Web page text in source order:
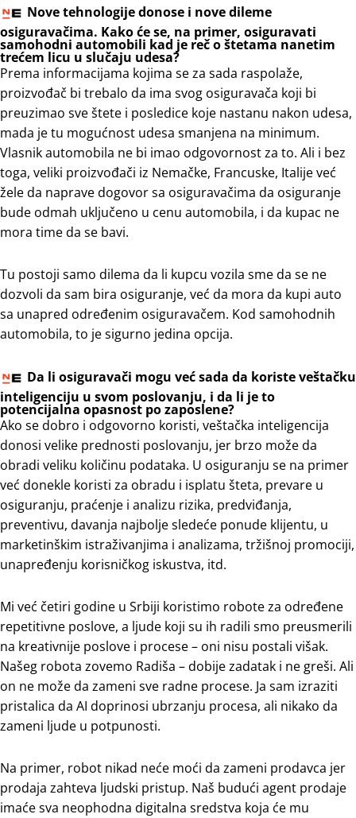
Nove tehnologije donose i nove dileme
osiguravačima. Kako će se, na primer, osiguravati
samohodni automobili kad je reč o štetama nanetim
trećem licu u slučaju udesa?
Prema informacijama kojima se za sada raspolaže,
proizvođač bi trebalo da ima svog osiguravača koji bi
preuzimao sve štete i posledice koje nastanu nakon udesa,
mada je tu mogućnost udesa smanjena na minimum.
Vlasnik automobila ne bi imao odgovornost za to. Ali i bez
toga, veliki proizvođači iz Nemačke, Francuske, Italije već
žele da naprave dogovor sa osiguravačima da osiguranje
bude odmah uključeno u cenu automobila, i da kupac ne
mora time da se bavi.
Tu postoji samo dilema da li kupcu vozila sme da se ne
dozvoli da sam bira osiguranje, već da mora da kupi auto
sa unapred određenim osiguravačem. Kod samohodnih
automobila, to je sigurno jedina opcija.
Da li osiguravači mogu već sada da koriste veštačku
inteligenciju u svom poslovanju, i da li je to
potencijalna opasnost po zaposlene?
Ako se dobro i odgovorno koristi, veštačka inteligencija
donosi velike prednosti poslovanju, jer brzo može da
obradi veliku količinu podataka. U osiguranju se na primer
već donekle koristi za obradu i isplatu šteta, prevare u
osiguranju, praćenje i analizu rizika, predviđanja,
preventivu, davanja najbolje sledeće ponude klijentu, u
marketinškim istraživanjima i analizama, tržišnoj promociji,
unapređenju korisničkog iskustva, itd.
Mi već četiri godine u Srbiji koristimo robote za određene
repetitivne poslove, a ljude koji su ih radili smo preusmerili
na kreativnije poslove i procese – oni nisu postali višak.
Našeg robota zovemo Radiša – dobije zadatak i ne greši. Ali
on ne može da zameni sve radne procese. Ja sam izraziti
pristalica da AI doprinosi ubrzanju procesa, ali nikako da
zameni ljude u potpunosti.
Na primer, robot nikad neće moći da zameni prodavca jer
prodaja zahteva ljudski pristup. Naš budući agent prodaje
imaće sva neophodna digitalna sredstva koja će mu